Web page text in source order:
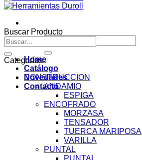
Buscar
por:
Home
Catálogo
Novedades
Contacto
Buscar Producto
Buscar
por:
Categorías
CONSTRUCCION
ANDAMIO
ESPIGA
ENCOFRADO
MORZASA
TENSADOR
TUERCA MARIPOSA
VARILLA
PUNTAL
PUNTAL